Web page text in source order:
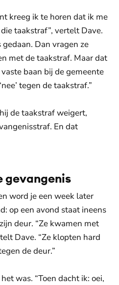
kreeg ik te horen dat ik me
taakstraf”, vertelt Dave.
Dan vragen ze
met de taakstraf. Maar dat
baan bij de gemeente
tegen de taakstraf.”
de taakstraf weigert,
En dat
gevangenis
word je een week later
op een avond staat ineens
deur. “Ze kwamen met
Dave. “Ze klopten hard
de deur.”
was. “Toen dacht ik: oei,